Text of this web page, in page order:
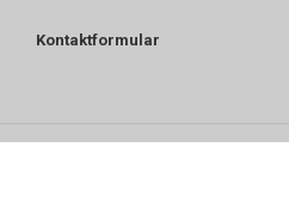
Kontaktformular